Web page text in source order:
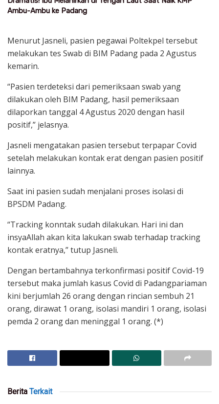
Ambu-Ambu ke Padang
Menurut Jasneli, pasien pegawai Poltekpel tersebut
melakukan tes Swab di BIM Padang pada 2 Agustus
kemarin.
“Pasien terdeteksi dari pemeriksaan swab yang
dilakukan oleh BIM Padang, hasil pemeriksaan
dilaporkan tanggal 4 Agustus 2020 dengan hasil
positif,” jelasnya.
Jasneli mengatakan pasien tersebut terpapar Covid
setelah melakukan kontak erat dengan pasien positif
lainnya.
Saat ini pasien sudah menjalani proses isolasi di
BPSDM Padang.
“Tracking konntak sudah dilakukan. Hari ini dan
insyaAllah akan kita lakukan swab terhadap tracking
kontak eratnya,” tutup Jasneli.
Dengan bertambahnya terkonfirmasi positif Covid-19
tersebut maka jumlah kasus Covid di Padangpariaman
kini berjumlah 26 orang dengan rincian sembuh 21
orang, dirawat 1 orang, isolasi mandiri 1 orang, isolasi
pemda 2 orang dan meninggal 1 orang. (*)
Berita Terkait